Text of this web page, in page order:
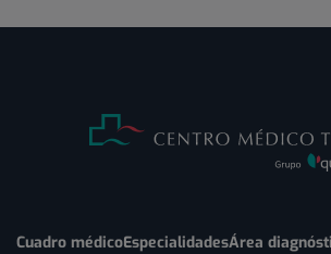
Cuadro médicoEspecialidadesÁrea